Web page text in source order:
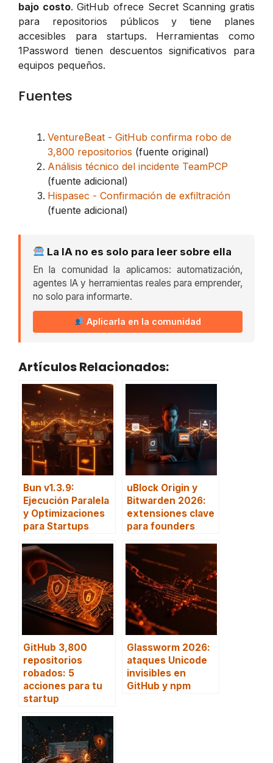
bajo costo. GitHub ofrece Secret Scanning gratis
para repositorios públicos y tiene planes
accesibles para startups. Herramientas como
1Password tienen descuentos significativos para
equipos pequeños.
Fuentes
VentureBeat - GitHub confirma robo de
3,800 repositorios (fuente original)
Análisis técnico del incidente TeamPCP
(fuente adicional)
Hispasec - Confirmación de exfiltración
(fuente adicional)
La IA no es solo para leer sobre ella
En la comunidad la aplicamos: automatización,
agentes IA y herramientas reales para emprender,
no solo para informarte.
Aplicarla en la comunidad
Artículos Relacionados:
Bun v1.3.9:
Ejecución Paralela
y Optimizaciones
para Startups
uBlock Origin y
Bitwarden 2026:
extensiones clave
para founders
GitHub 3,800
repositorios
robados: 5
acciones para tu
startup
Glassworm 2026:
ataques Unicode
invisibles en
GitHub y npm